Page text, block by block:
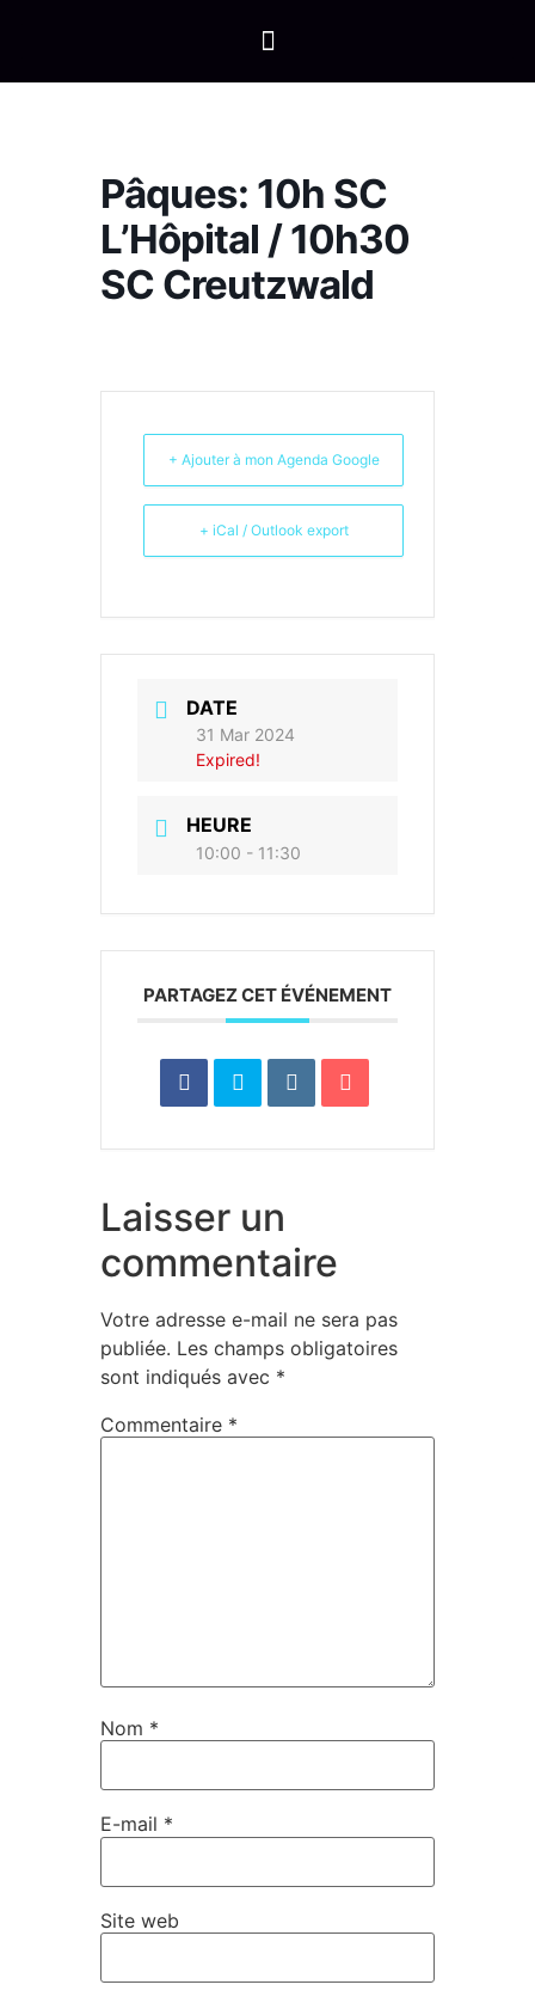
Pâques: 10h SC
L’Hôpital / 10h30
SC Creutzwald
+ Ajouter à mon Agenda Google
+ iCal / Outlook export
DATE
31 Mar 2024
Expired!
HEURE
10:00 - 11:30
PARTAGEZ CET ÉVÉNEMENT
Laisser un
commentaire
Votre adresse e-mail ne sera pas
publiée. Les champs obligatoires
sont indiqués avec *
Commentaire *
Nom *
E-mail *
Site web